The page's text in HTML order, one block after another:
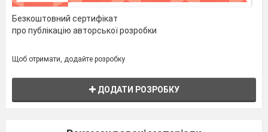
Безкоштовний сертифікат
про публікацію авторської розробки
Щоб отримати, додайте розробку
ДОДАТИ РОЗРОБКУ